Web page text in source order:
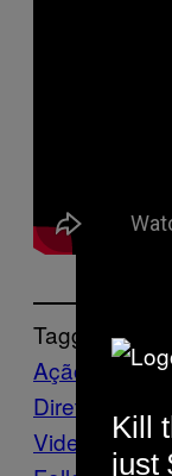
Tagged:
Ação
Direta
Video
Kill
just